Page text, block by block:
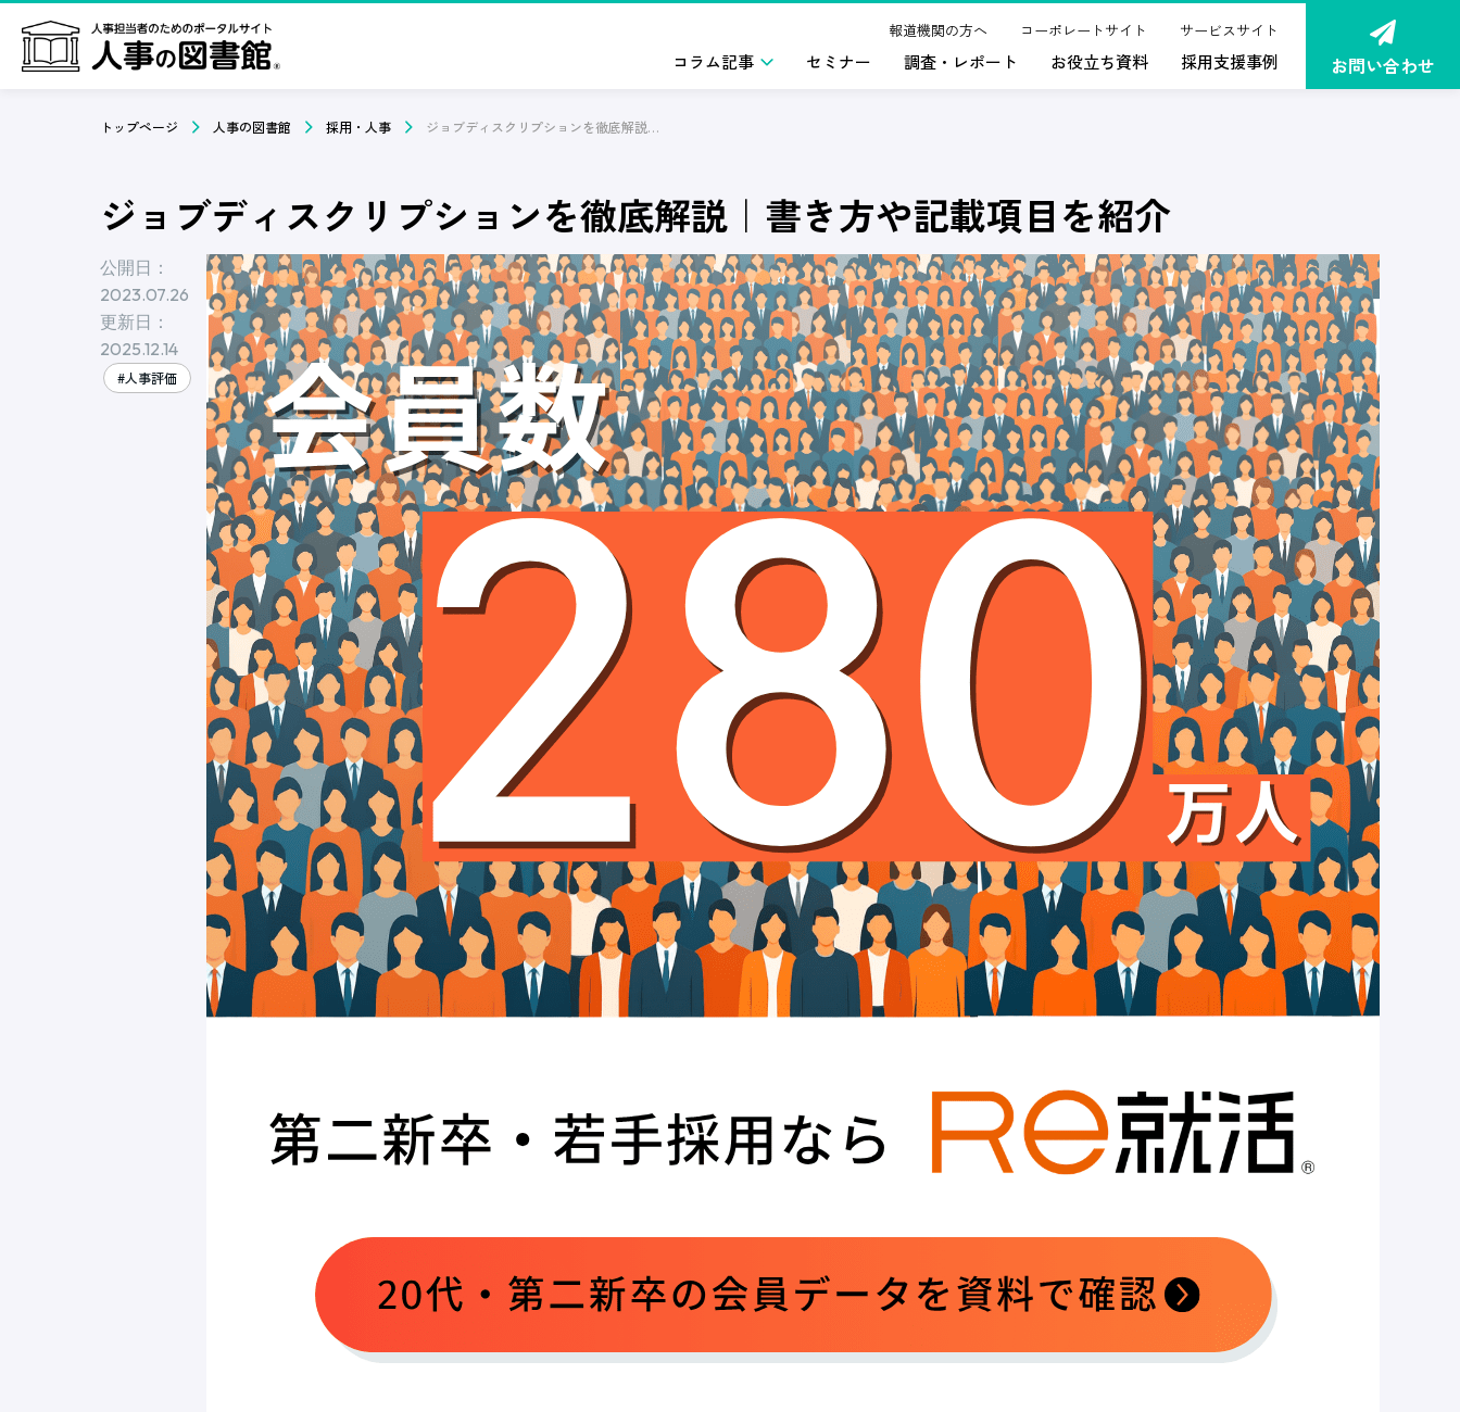
報道機関の方へ コーポレートサイト サービスサイト
コラム記事 セミナー 調査・レポート お役立ち資料 採用支援事例 お問い合わせ
トップページ 人事の図書館 採用・人事 ジョブディスクリプションを徹底解説｜書き方や記載項目を紹介
ジョブディスクリプションを徹底解説｜書き方や記載項目を紹介
公開日：
2023.07.26
更新日：
2025.12.14
#人事評価